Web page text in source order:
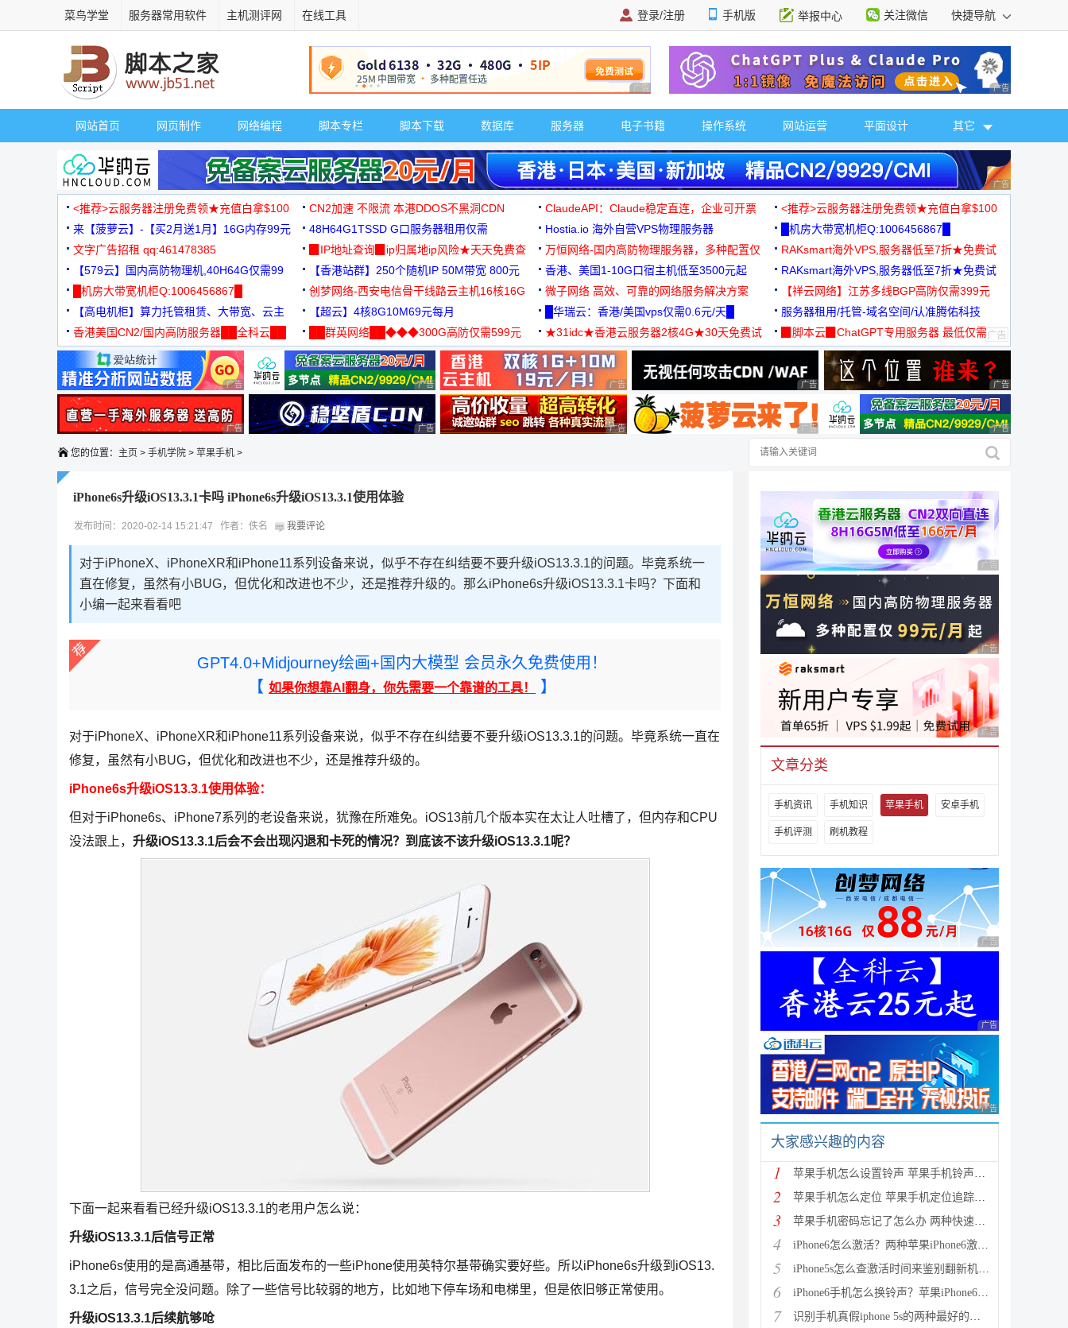
菜鸟学堂 服务器常用软件 主机测评网 在线工具 登录/注册 手机版 举报中心 关注微信 快捷导航
广告 商业广告，理性选择 广告 商业广告，理
网站首页 网页制作 网络编程 脚本专栏 脚本下载 数据库 服务器 电子书籍 操作系统 网站运营 平面设计 其它
广告 商业广告，理
<推荐>云服务器注册免费领★充值白拿$100 CN2加速 不限流 本港DDOS不黑洞CDN ClaudeAPI：Claude稳定直连，企业可开票
<推荐>云服务器注册免费领★充值白拿$100
来【菠萝云】-【买2月送1月】16G内存99元
48H64G1TSSD G口服务器租用仅需
3000+可免费测试
Hostia.io 海外自营VPS物理服务器
█机房大带宽机柜Q:1006456867█
文字广告招租 qq:461478385
▉IP地址查询▉ip归属地ip风险★天天免费查
万恒网络-国内高防物理服务器，多种配置仅
99元/月起
RAKsmart海外VPS,服务器低至7折★免费试
用★
【579云】国内高防物理机,40H64G仅需99
元
【香港站群】250个随机IP 50M带宽 800元 香港、美国1-10G口宿主机低至3500元起
RAKsmart海外VPS,服务器低至7折★免费试
用★
█机房大带宽机柜Q:1006456867█
创梦网络-西安电信骨干线路云主机16核16G
88元/月
微子网络 高效、可靠的网络服务解决方案
【祥云网络】江苏多线BGP高防仅需399元
【高电机柜】算力托管租赁、大带宽、云主
机
【超云】4核8G10M69元每月 █华瑞云：香港/美国vps仅需0.6元/天█
服务器租用/托管-域名空间/认准腾佑科技
香港美国CN2/国内高防服务器██全科云██
██群英网络██◆◆◆300G高防仅需599元
◆◆◆
★31idc★香港云服务器2核4G★30天免费试
用◆
▉脚本云▉ChatGPT专用服务器 最低仅需
19元/月
广告 商业广告，理性选择 广告 商业广告，理性选择 广告 商业广告，理性选择 广告 商业广告，理性选择 广告 商业广告，理
广告 商业广告，理性选择 广告 商业广告，理性选择 广告 商业广告，理性选择 广告 商业广告，理性选择 广告 商业广告，理
您的位置： 主页 > 手机学院 > 苹果手机 >
iPhone6s升级iOS13.3.1卡吗 iPhone6s升级iOS13.3.1使用体验
发布时间：2020-02-14 15:21:47 作者：佚名 我要评论
对于iPhoneX、iPhoneXR和iPhone11系列设备来说，似乎不存在纠结要不要升级iOS13.3.1的问题。毕竟系统一
直在修复，虽然有小BUG，但优化和改进也不少，还是推荐升级的。那么iPhone6s升级iOS13.3.1卡吗？下面和
小编一起来看看吧
GPT4.0+Midjourney绘画+国内大模型 会员永久免费使用！
【 如果你想靠AI翻身，你先需要一个靠谱的工具！ 】
对于iPhoneX、iPhoneXR和iPhone11系列设备来说，似乎不存在纠结要不要升级iOS13.3.1的问题。毕竟系统一直在
修复，虽然有小BUG，但优化和改进也不少，还是推荐升级的。
iPhone6s升级iOS13.3.1使用体验：
但对于iPhone6s、iPhone7系列的老设备来说，犹豫在所难免。iOS13前几个版本实在太让人吐槽了，但内存和CPU
没法跟上， 升级iOS13.3.1后会不会出现闪退和卡死的情况？到底该不该升级iOS13.3.1呢？
下面一起来看看已经升级iOS13.3.1的老用户怎么说：
升级iOS13.3.1后信号正常
iPhone6s使用的是高通基带，相比后面发布的一些iPhone使用英特尔基带确实要好些。所以iPhone6s升级到iOS13.
3.1之后，信号完全没问题。除了一些信号比较弱的地方，比如地下停车场和电梯里，但是依旧够正常使用。
升级iOS13.3.1后续航够呛
广告 商业广告，理性
广告 商业广告，理性
广告 商业广告，理性
文章分类
手机资讯 手机知识 苹果手机 安卓手机
手机评测 刷机教程
广告 商业广告，理性
广告 商业广告，理性
广告 商业广告，理性
大家感兴趣的内容
1 苹果手机怎么设置铃声 苹果手机铃声设置教程
2 苹果手机怎么定位 苹果手机定位追踪方法使用教程
3 苹果手机密码忘记了怎么办 两种快速解开iPhone、iPad
4 iPhone6怎么激活？两种苹果iPhone6激活教程图文详解
5 iPhone5s怎么查激活时间来鉴别翻新机 通过序列号查询
6 iPhone6手机怎么换铃声？苹果iPhone6铃声制作与设置教
7 识别手机真假iphone 5s的两种最好的方法